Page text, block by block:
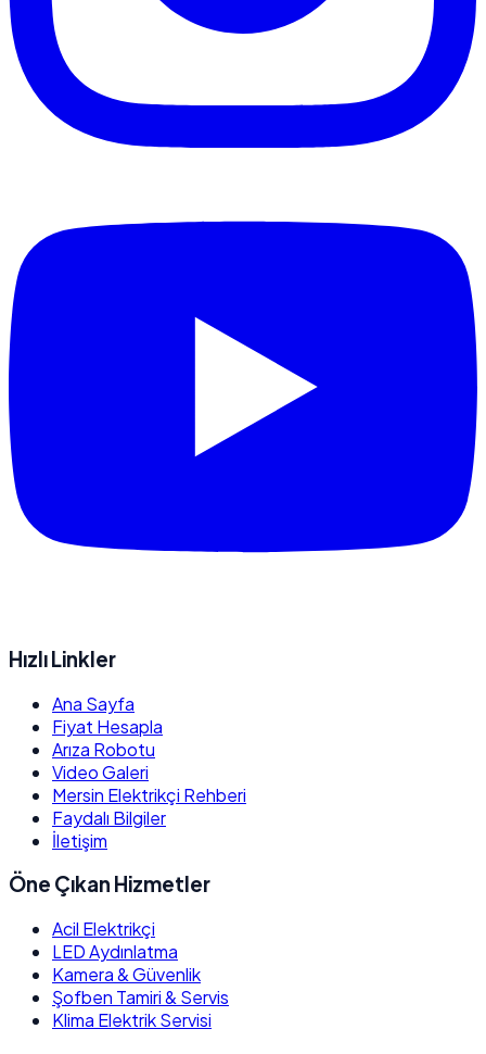
Hızlı Linkler
Ana Sayfa
Fiyat Hesapla
Arıza Robotu
Video Galeri
Mersin Elektrikçi Rehberi
Faydalı Bilgiler
İletişim
Öne Çıkan Hizmetler
Acil Elektrikçi
LED Aydınlatma
Kamera & Güvenlik
Şofben Tamiri & Servis
Klima Elektrik Servisi